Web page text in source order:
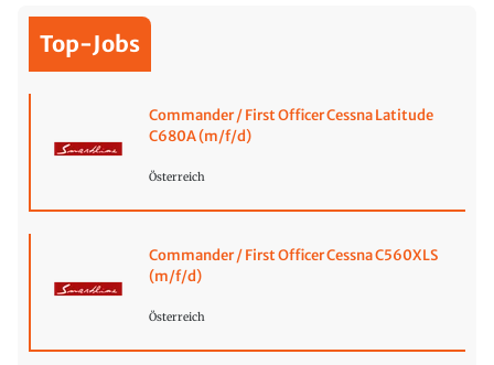
Top-Jobs
Commander / First Officer Cessna Latitude
C680A (m/f/d)
Österreich
Commander / First Officer Cessna C560XLS
(m/f/d)
Österreich